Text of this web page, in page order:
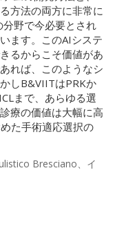
方法の両方に非常に
野で今必要とされ
ます。このAIシステ
るからこそ価値があ
れば、このようなシ
しB&VIITはPRKか
まで、あらゆる選
療の価値は大幅に高
た手術適応選択の
Bresciano、イ